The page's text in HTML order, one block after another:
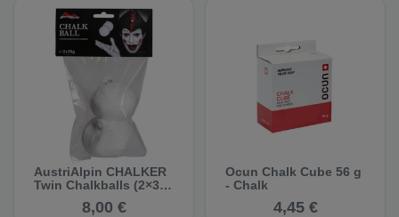
AustriAlpin CHALKER
Twin Chalkballs (2×35
8,00 €
Ocun Chalk Cube 56 g
- Chalk
4,45 €